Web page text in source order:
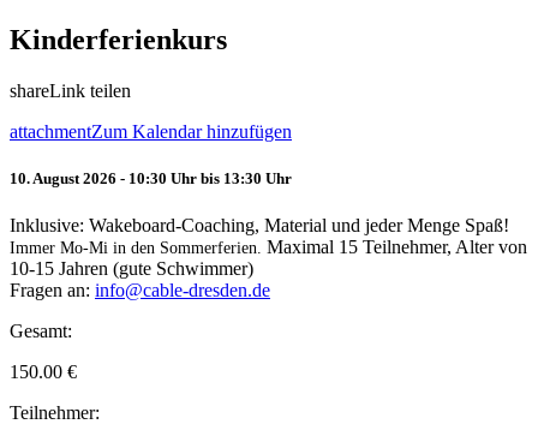
Kinderferienkurs
shareLink teilen
attachmentZum Kalendar hinzufügen
10. August 2026 - 10:30 Uhr bis 13:30 Uhr
Inklusive: Wakeboard-Coaching, Material und jeder Menge Spaß!
Immer Mo-Mi in den Sommerferien. Maximal 15 Teilnehmer, Alter von
10-15 Jahren (gute Schwimmer)
Fragen an: info@cable-dresden.de
Gesamt:
150.00 €
Teilnehmer: